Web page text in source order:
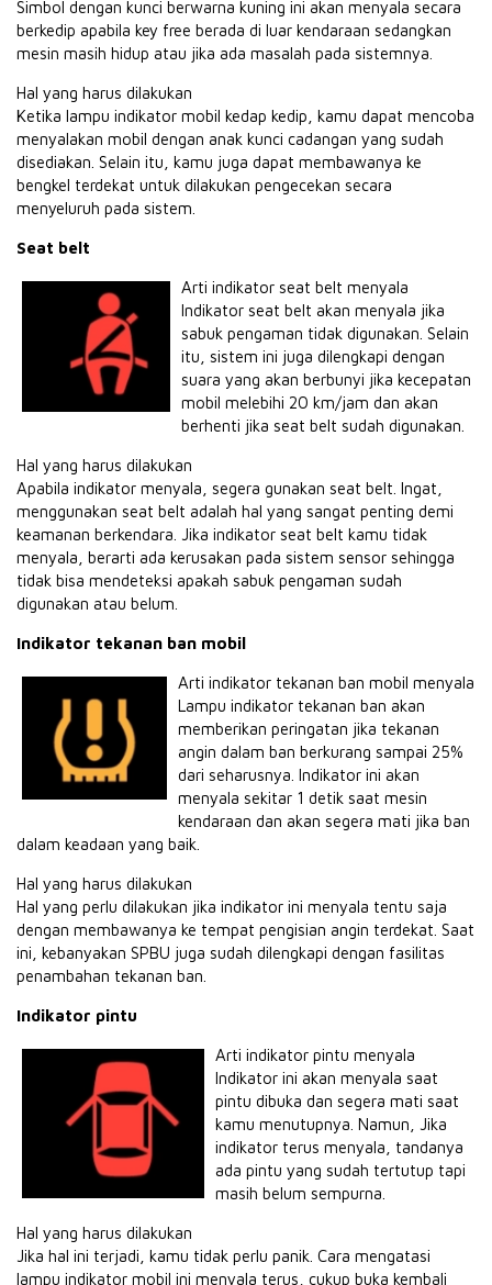
Simbol dengan kunci berwarna kuning ini akan menyala secara
berkedip apabila key free berada di luar kendaraan sedangkan
mesin masih hidup atau jika ada masalah pada sistemnya.
Hal yang harus dilakukan
Ketika lampu indikator mobil kedap kedip, kamu dapat mencoba
menyalakan mobil dengan anak kunci cadangan yang sudah
disediakan. Selain itu, kamu juga dapat membawanya ke
bengkel terdekat untuk dilakukan pengecekan secara
menyeluruh pada sistem.
Seat belt
Arti indikator seat belt menyala
Indikator seat belt akan menyala jika
sabuk pengaman tidak digunakan. Selain
itu, sistem ini juga dilengkapi dengan
suara yang akan berbunyi jika kecepatan
mobil melebihi 20 km/jam dan akan
berhenti jika seat belt sudah digunakan.
Hal yang harus dilakukan
Apabila indikator menyala, segera gunakan seat belt. Ingat,
menggunakan seat belt adalah hal yang sangat penting demi
keamanan berkendara. Jika indikator seat belt kamu tidak
menyala, berarti ada kerusakan pada sistem sensor sehingga
tidak bisa mendeteksi apakah sabuk pengaman sudah
digunakan atau belum.
Indikator tekanan ban mobil
Arti indikator tekanan ban mobil menyala
Lampu indikator tekanan ban akan
memberikan peringatan jika tekanan
angin dalam ban berkurang sampai 25%
dari seharusnya. Indikator ini akan
menyala sekitar 1 detik saat mesin
kendaraan dan akan segera mati jika ban
dalam keadaan yang baik.
Hal yang harus dilakukan
Hal yang perlu dilakukan jika indikator ini menyala tentu saja
dengan membawanya ke tempat pengisian angin terdekat. Saat
ini, kebanyakan SPBU juga sudah dilengkapi dengan fasilitas
penambahan tekanan ban.
Indikator pintu
Arti indikator pintu menyala
Indikator ini akan menyala saat
pintu dibuka dan segera mati saat
kamu menutupnya. Namun, Jika
indikator terus menyala, tandanya
ada pintu yang sudah tertutup tapi
masih belum sempurna.
Hal yang harus dilakukan
Jika hal ini terjadi, kamu tidak perlu panik. Cara mengatasi
lampu indikator mobil ini menyala terus, cukup buka kembali